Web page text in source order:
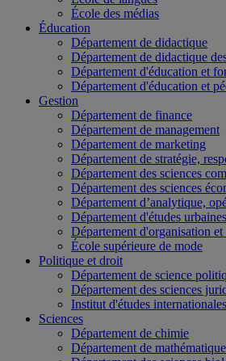
École des médias
Éducation
Département de didactique
Département de didactique
Département d'éducation et
Département d'éducation et
Gestion
Département de finance
Département de management
Département de marketing
Département de stratégie,
Département des sciences
Département des sciences
Département d’analytique,
Département d'études
Département d'organisation et
École supérieure de mode
Politique et droit
Département de science
Département des sciences
Institut d'études
Sciences
Département de chimie
Département de